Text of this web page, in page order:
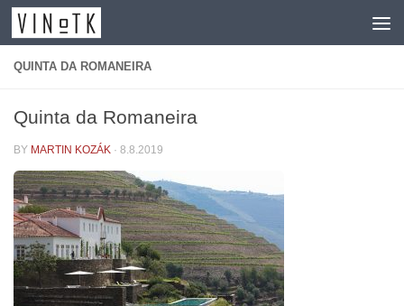
Skip to content
QUINTA DA ROMANEIRA
Quinta da Romaneira
BY MARTIN KOZÁK · 8.8.2019